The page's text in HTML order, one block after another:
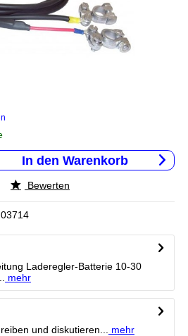
In den Warenkorb
Bewerten
Laderegler-Batterie 10-30
mehr
und diskutieren...
mehr